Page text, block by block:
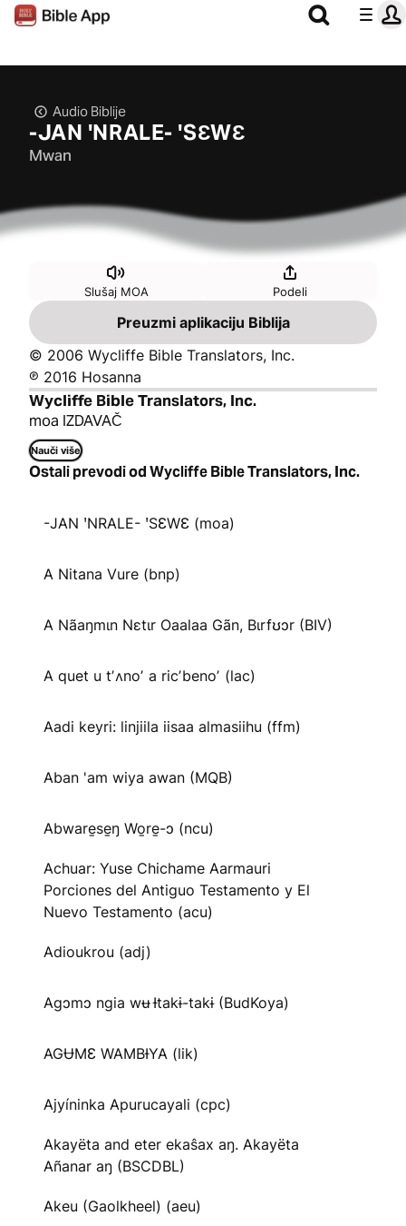
Audio Biblije
-JAN ꞌNRALE- ꞌSƐWƐ
Mwan
Slušaj MOA Podeli
Preuzmi aplikaciju Biblija
© 2006 Wycliffe Bible Translators, Inc.
℗ 2016 Hosanna
Wycliffe Bible Translators, Inc.
moa IZDAVAČ
Nauči više
Ostali prevodi od Wycliffe Bible Translators, Inc.
-JAN ꞌNRALE- ꞌSƐWƐ (moa)
A Nitana Vure (bnp)
A Nãaŋmɩn Nɛtɩr Oaalaa Gãn, Bɩrfʊɔr (BIV)
A quet u tʼʌnoʼ a ricʼbenoʼ (lac)
Aadi keyri: linjiila iisaa almasiihu (ffm)
Aban 'am wiya awan (MQB)
Abware̱se̱ŋ Wo̱re̱-ɔ (ncu)
Achuar: Yuse Chichame Aarmauri
Porciones del Antiguo Testamento y El
Nuevo Testamento (acu)
Adioukrou (adj)
Agɔmɔ ngia wʉ Ɨtakɨ-takɨ (BudKoya)
AGɄMƐ WAMBƗYA (lik)
Ajyíninka Apurucayali (cpc)
Akayëta and eter ekaŝax aŋ. Akayëta
Añanar aŋ (BSCDBL)
Akeu (Gaolkheel) (aeu)